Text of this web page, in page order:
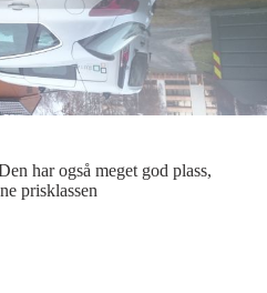
har også meget god plass,
prisklassen